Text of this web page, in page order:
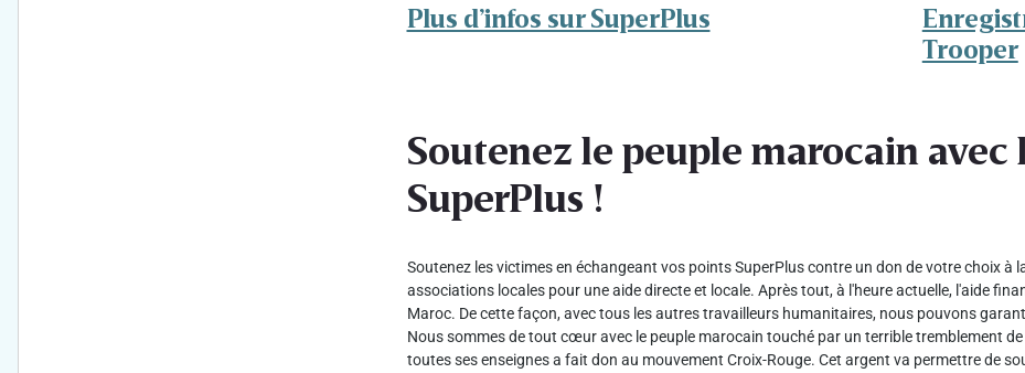
Plus d’infos sur SuperPlus
Trooper
Soutenez le peuple marocain avec
SuperPlus !
Soutenez les victimes en échangeant vos points SuperPlus contre un don de votre choix à
associations locales pour une aide directe et locale. Après tout, à l'heure actuelle, l'aide
Maroc. De cette façon, avec tous les autres travailleurs humanitaires, nous pouvons
Nous sommes de tout cœur avec le peuple marocain touché par un terrible tremblement
toutes ses enseignes a fait don au mouvement Croix-Rouge. Cet argent va permettre de